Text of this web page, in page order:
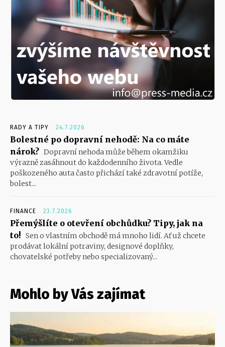
RADY A TIPY 24.7.2026
Bolestné po dopravní nehodě: Na co máte
nárok? Dopravní nehoda může během okamžiku
výrazně zasáhnout do každodenního života. Vedle
poškozeného auta často přichází také zdravotní potíže,
bolest...
FINANCE 23.7.2026
Přemýšlíte o otevření obchůdku? Tipy, jak na
to! Sen o vlastním obchodě má mnoho lidí. Ať už chcete
prodávat lokální potraviny, designové doplňky,
chovatelské potřeby nebo specializovaný...
Mohlo by Vás zajímat